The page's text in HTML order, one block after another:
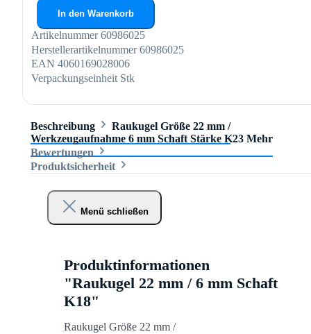
In den Warenkorb
Artikelnummer 60986025
Herstellerartikelnummer 60986025
EAN 4060169028006
Verpackungseinheit Stk
Beschreibung
Raukugel Größe 22 mm /
Werkzeugaufnahme 6 mm Schaft Stärke K23 Mehr
Bewertungen
Produktsicherheit
Menü schließen
Produktinformationen
"Raukugel 22 mm / 6 mm Schaft
K18"
Raukugel Größe 22 mm /